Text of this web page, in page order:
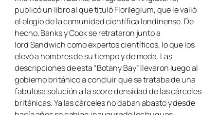
publicó un libro al que titulóFlorilegium, que le valió
el elogio de la comunidad científica londinense. De
hecho, Banks y Cook se retrataron junto a
lord Sandwich como expertos científicos, lo que los
elevó a hombres de su tiempo y de moda. Las
descripciones de esta “Botany Bay” llevaron luego al
gobierno británico a concluir que se trataba de una
fabulosa solución a la sobre densidad de las cárceles
británicas. Ya las cárceles no daban abasto y desde